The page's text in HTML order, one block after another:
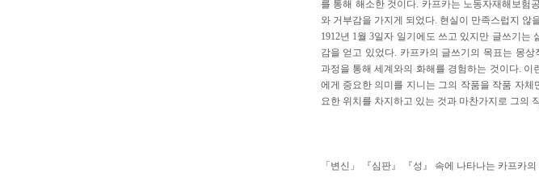
를 통해 해소한 것이다. 카프카는 노동자재해보험
와 거부감을 가지게 되었다. 현실이 만족스럽지 않
1912년 1월 3일자 일기에도 쓰고 있지만 글쓰기
감을 얻고 있었다. 카프카의 글쓰기의 목표는 몽
과정을 통해 세계와의 화해를 경험하는 것이다.
에게 중요한 의미를 지니는 그의 작품을 작품 자
요한 위치를 차지하고 있는 것과 마찬가지로 그의
「변신」 『심판』 『성』 속에 나타나는 카프카의